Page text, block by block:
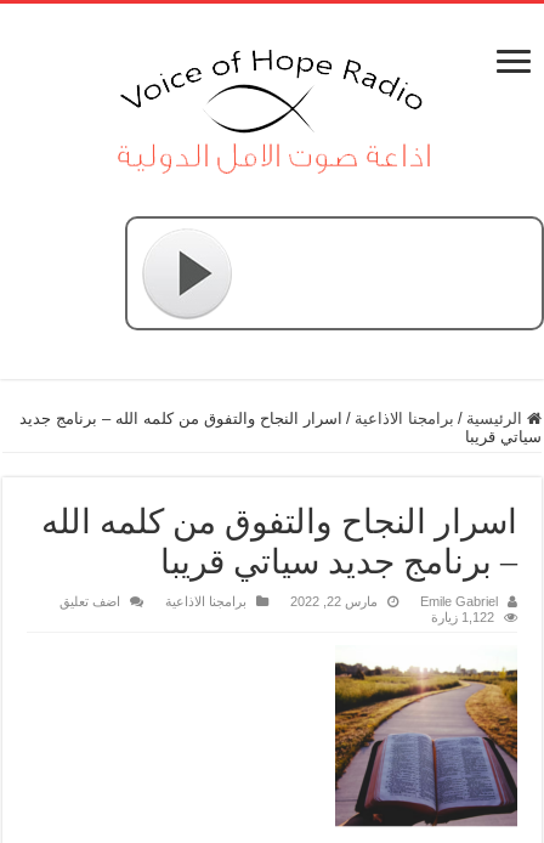
الرئيسية / برامجنا الاذاعية / اسرار النجاح والتفوق من كلمه الله – برنامج جديد
سياتي قريبا
اسرار النجاح والتفوق من كلمه الله
– برنامج جديد سياتي قريبا
Emile Gabriel مارس 22, 2022 برامجنا الاذاعية
اضف تعليق
1,122 زيارة